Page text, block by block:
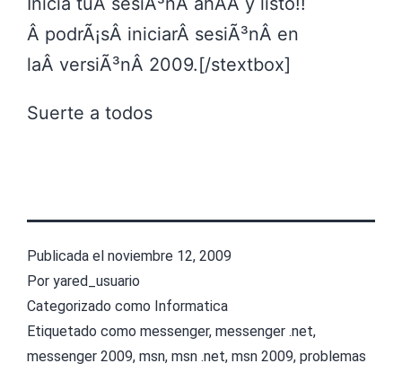
Â podrÃ¡sÂ iniciarÂ sesiÃ³nÂ en
laÂ versiÃ³nÂ 2009.[/stextbox]
Suerte a todos
Publicada el noviembre 12, 2009
Por yared_usuario
Categorizado como Informatica
Etiquetado como messenger, messenger .net,
messenger 2009, msn, msn .net, msn 2009, problemas